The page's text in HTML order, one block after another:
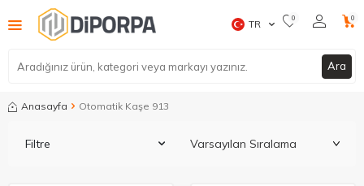
Ara
TR 0 0
Anasayfa Otomatik Kaşe 913
Filtre